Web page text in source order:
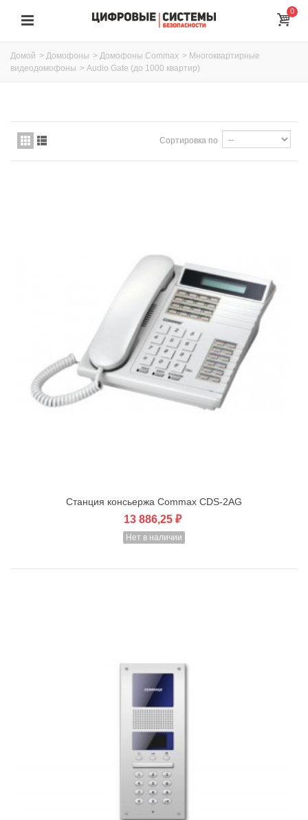
0
Домой > Домофоны > Домофоны Commax > Многоквартирные
видеодомофоны > Audio Gate (до 1000 квартир)
Сортировка по
Cтанция консьержа Commax CDS-2AG
13 886,25 ₽
Нет в наличии